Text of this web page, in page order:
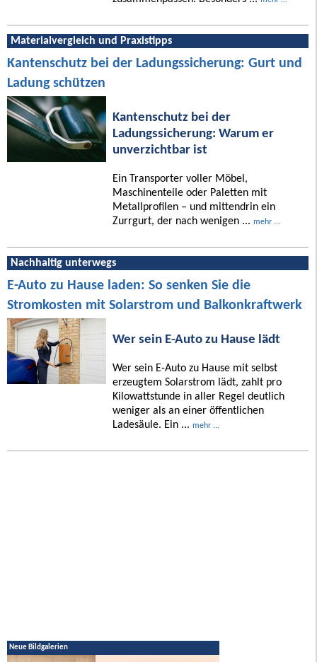
Materialvergleich und Praxistipps
Kantenschutz bei der Ladungssicherung: Gurt und
Ladung schützen
Kantenschutz bei der
Ladungssicherung: Warum er
unverzichtbar ist
Ein Transporter voller Möbel,
Maschinenteile oder Paletten mit
Metallprofilen – und mittendrin ein
Zurrgurt, der nach wenigen ... mehr ...
Nachhaltig unterwegs
E-Auto zu Hause laden: So senken Sie die
Stromkosten mit Solarstrom und Balkonkraftwerk
Wer sein E-Auto zu Hause lädt
Wer sein E-Auto zu Hause mit selbst
erzeugtem Solarstrom lädt, zahlt pro
Kilowattstunde in aller Regel deutlich
weniger als an einer öffentlichen
Ladesäule. Ein ... mehr ...
Neue Bildgalerien